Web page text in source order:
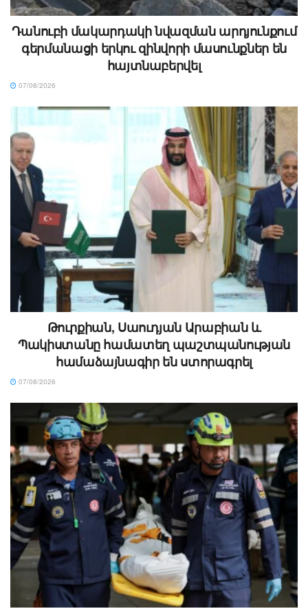
Դանուբի մակարդակի նվազման արդյունքում
գերմանացի երկու զինվորի մասունքներ են
հայտնաբերվել
07/08/2026
Թուրքիան, Սաուդյան Արաբիան և
Պակիստանը համատեղ պաշտպանության
համաձայնագիր են ստորագրել
07/08/2026